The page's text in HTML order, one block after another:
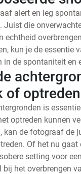
alert en leg
Juist die
echtheid
kun je de essentie
in de spontaniteit en
of
is
optreden kunnen
kan de fotograaf de
Of het nu
setting voor
bij het overbrengen